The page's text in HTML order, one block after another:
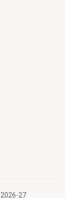
2026-27